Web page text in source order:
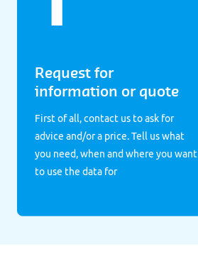
Request for
information or quote
First of all, contact us to ask for
advice and/or a price. Tell us what
you need, when and where you want
to use the data for